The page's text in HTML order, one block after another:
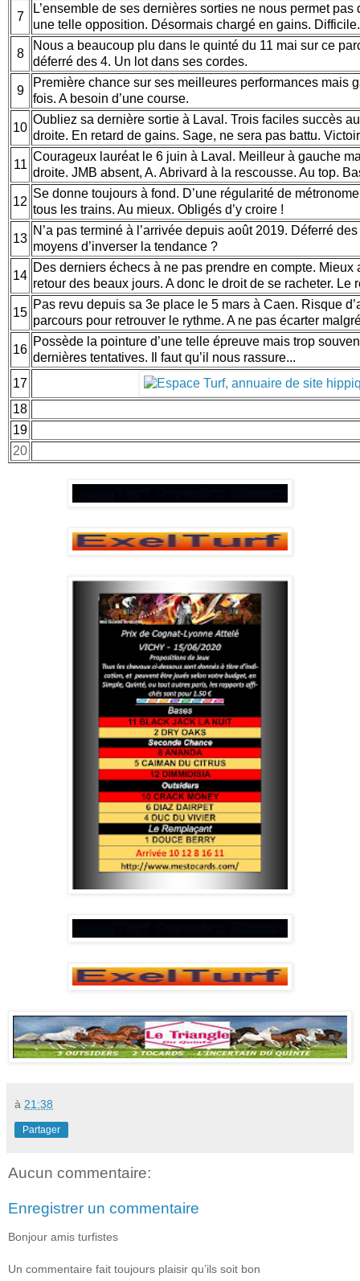
7
L’ensemble de ses dernières sorties ne nous permet pas
une telle opposition. Désormais chargé en gains.
8
Nous a beaucoup plu dans le quinté du 11 mai sur ce
déferré des 4. Un lot dans ses cordes.
9
Première chance sur ses meilleures performances mais
fois. A besoin d’une course.
10
Oubliez sa dernière sortie à Laval. Trois faciles succès
droite. En retard de gains. Sage, ne sera pas battu.
11
Courageux lauréat le 6 juin à Laval. Meilleur à gauche
droite. JMB absent, A. Abrivard à la rescousse. Au top.
12
Se donne toujours à fond. D’une régularité de
tous les trains. Au mieux. Obligés d’y croire !
13
N’a pas terminé à l’arrivée depuis août 2019. Déferré
moyens d’inverser la tendance ?
14
Des derniers échecs à ne pas prendre en compte. Mieux
retour des beaux jours. A donc le droit de se racheter. Le
15
Pas revu depuis sa 3e place le 5 mars à Caen. Risque
parcours pour retrouver le rythme. A ne pas écarter
16
Possède la pointure d’une telle épreuve mais trop
dernières tentatives. Il faut qu’il nous rassure...
17
18
19
20
à 21:38
Partager
Aucun commentaire:
Enregistrer un commentaire
Bonjour amis turfistes
Un commentaire fait toujours plaisir qu’ils soit bon